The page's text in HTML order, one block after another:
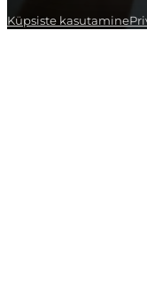
Küpsiste kasutamine